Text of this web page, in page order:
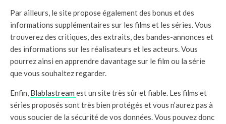
Par ailleurs, le site propose également des bonus et des
informations supplémentaires sur les films et les séries. Vous
trouverez des critiques, des extraits, des bandes-annonces et
des informations sur les réalisateurs et les acteurs. Vous
pourrez ainsi en apprendre davantage sur le film ou la série
que vous souhaitez regarder.
Enfin, Blablastream est un site très sûr et fiable. Les films et
séries proposés sont très bien protégés et vous n’aurez pas à
vous soucier de la sécurité de vos données. Vous pouvez donc